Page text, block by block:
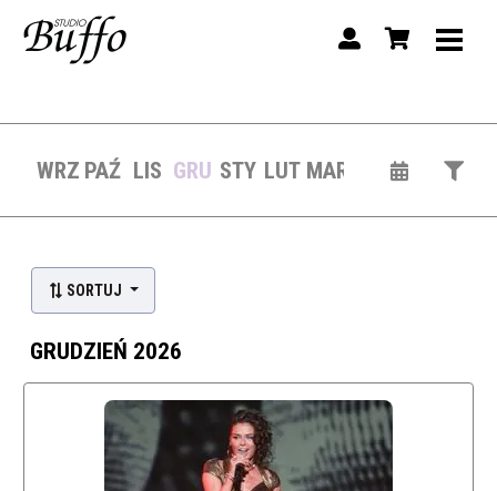
WRZ PAŹ LIS GRU STY LUT MAR
Lista wydarzeń:
SORTUJ
GRUDZIEŃ 2026